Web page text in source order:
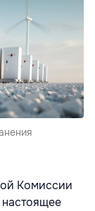
Комиссии